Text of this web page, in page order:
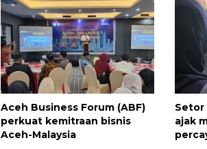
Aceh Business Forum (ABF)
perkuat kemitraan bisnis
Aceh-Malaysia
Setor
ajak
Awas
2026-08-07